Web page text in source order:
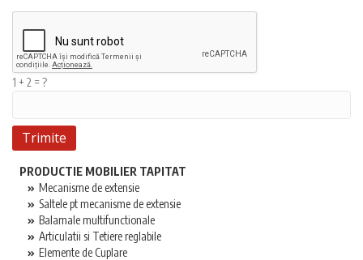
PRODUCTIE MOBILIER TAPITAT
Mecanisme de extensie
Saltele pt mecanisme de extensie
Balamale multifunctionale
Articulatii si Tetiere reglabile
Elemente de Cuplare
1 + 2 = ?